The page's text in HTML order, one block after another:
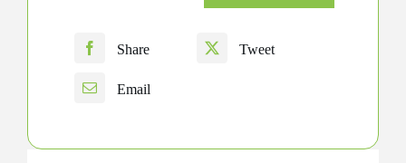
Limoncello
Share Tweet
Email